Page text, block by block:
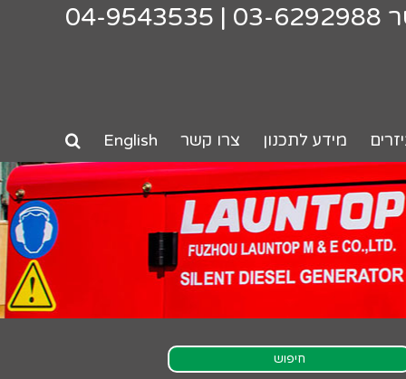
04-9543535 | 03-6292988
מידע לתכנון צרו קשר English